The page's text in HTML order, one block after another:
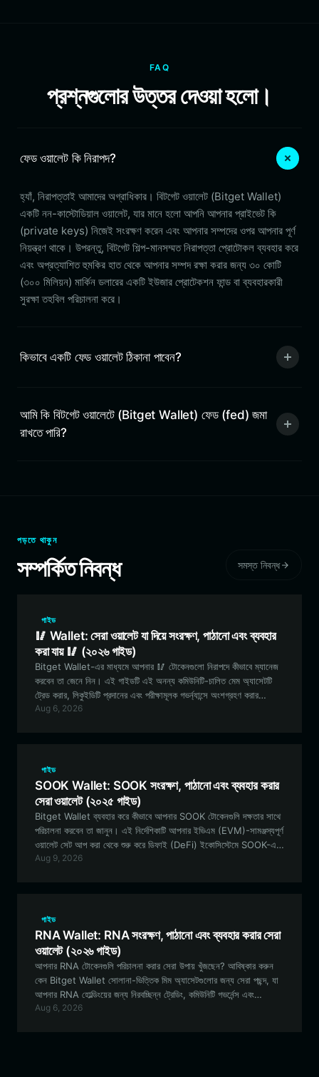
FAQ
প্রশ্নগুলোর উত্তর দেওয়া হলো।
ফেড ওয়ালেট কি নিরাপদ?
হ্যাঁ, নিরাপত্তাই আমাদের অগ্রাধিকার। বিটগেট ওয়ালেট (Bitget Wallet)
একটি নন-কাস্টোডিয়াল ওয়ালেট, যার মানে হলো আপনি আপনার প্রাইভেট কি
(private keys) নিজেই সংরক্ষণ করেন এবং আপনার সম্পদের ওপর আপনার পূর্ণ
নিয়ন্ত্রণ থাকে। উপরন্তু, বিটগেট শিল্প-মানসম্মত নিরাপত্তা প্রোটোকল ব্যবহার করে
এবং অপ্রত্যাশিত হুমকির হাত থেকে আপনার সম্পদ রক্ষা করার জন্য ৩০ কোটি
(৩০০ মিলিয়ন) মার্কিন ডলারের একটি ইউজার প্রোটেকশন ফান্ড বা ব্যবহারকারী
সুরক্ষা তহবিল পরিচালনা করে।
কিভাবে একটি ফেড ওয়ালেট ঠিকানা পাবেন?
আমি কি বিটগেট ওয়ালেটে (Bitget Wallet) ফেড (fed) জমা
রাখতে পারি?
পড়তে থাকুন
সম্পর্কিত নিবন্ধ সমস্ত নিবন্ধ
গাইড
🥢 Wallet: সেরা ওয়ালেট যা দিয়ে সংরক্ষণ, পাঠানো এবং ব্যবহার
করা যায় 🥢 (২০২৬ গাইড)
Bitget Wallet-এর মাধ্যমে আপনার 🥢 টোকেনগুলো নিরাপদে কীভাবে ম্যানেজ
করবেন তা জেনে নিন। এই গাইডটি এই অনন্য কমিউনিটি-চালিত মেম অ্যাসেটটি
ট্রেড করার, লিকুইডিটি প্রদানের এবং পরীক্ষামূলক গভর্ন্যান্সে অংশগ্রহণ করার
সর্বোত্তম উপায়গুলো অন্বেষণ করে।
Aug 6, 2026
গাইড
SOOK Wallet: SOOK সংরক্ষণ, পাঠানো এবং ব্যবহার করার
সেরা ওয়ালেট (২০২৫ গাইড)
Bitget Wallet ব্যবহার করে কীভাবে আপনার SOOK টোকেনগুলি দক্ষতার সাথে
পরিচালনা করবেন তা জানুন। এই নির্দেশিকাটি আপনার ইভিএম (EVM)-সামঞ্জস্যপূর্ণ
ওয়ালেট সেট আপ করা থেকে শুরু করে ডিফাই (DeFi) ইকোসিস্টেমে SOOK-এর
অনন্য প্রোগ্রামযোগ্য ক্রিয়েটর ফি বৈশিষ্ট্যগুলি ব্যবহার করা পর্যন্ত সবকিছু কভার
Aug 9, 2026
গাইড
RNA Wallet: RNA সংরক্ষণ, পাঠানো এবং ব্যবহার করার সেরা
ওয়ালেট (২০২৬ গাইড)
আপনার RNA টোকেনগুলি পরিচালনা করার সেরা উপায় খুঁজছেন? আবিষ্কার করুন
কেন Bitget Wallet সোলানা-ভিত্তিক মিম অ্যাসেটগুলোর জন্য সেরা পছন্দ, যা
আপনার RNA হোল্ডিংয়ের জন্য নিরবচ্ছিন্ন ট্রেডিং, কমিউনিটি গভর্নেন্স এবং
শক্তিশালী নিরাপত্তা প্রদান করে।
Aug 6, 2026